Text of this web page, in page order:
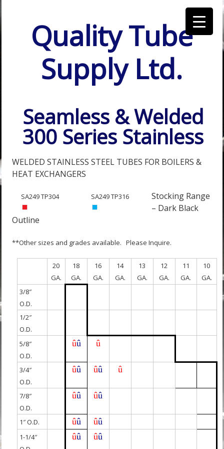
Quality Tube
Supply Ltd.
Seamless & Welded
300 Series Stainless
WELDED STAINLESS STEEL TUBES FOR BOILERS &
HEAT EXCHANGERS
SA249 TP304 SA249 TP316
Stocking Range
– Dark Black
Outline
**Other sizes and grades available. Please Inquire.
20
GA.
18
GA.
16
GA.
14
GA.
13
GA.
12
GA.
11
GA.
10
GA.
3/8″
O.D.
1/2″
O.D.
5/8″
O.D.
ûû û
3/4″
O.D.
ûû ûû û
7/8″
O.D.
ûû ûû
1″ O.D. ûû ûû
1-1/4″
ûû ûû